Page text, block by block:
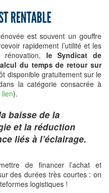
RENTABLE
est souvent un gouffre
rapidement l’utilité et les
rénovation, le Syndicat de
du temps de retour sur
disponible gratuitement sur le
la catégorie consacrée à
).
baisse de la
et la réduction
liés à l’éclairage.
de financer l’achat et
des durées très courtes : on
logistiques !